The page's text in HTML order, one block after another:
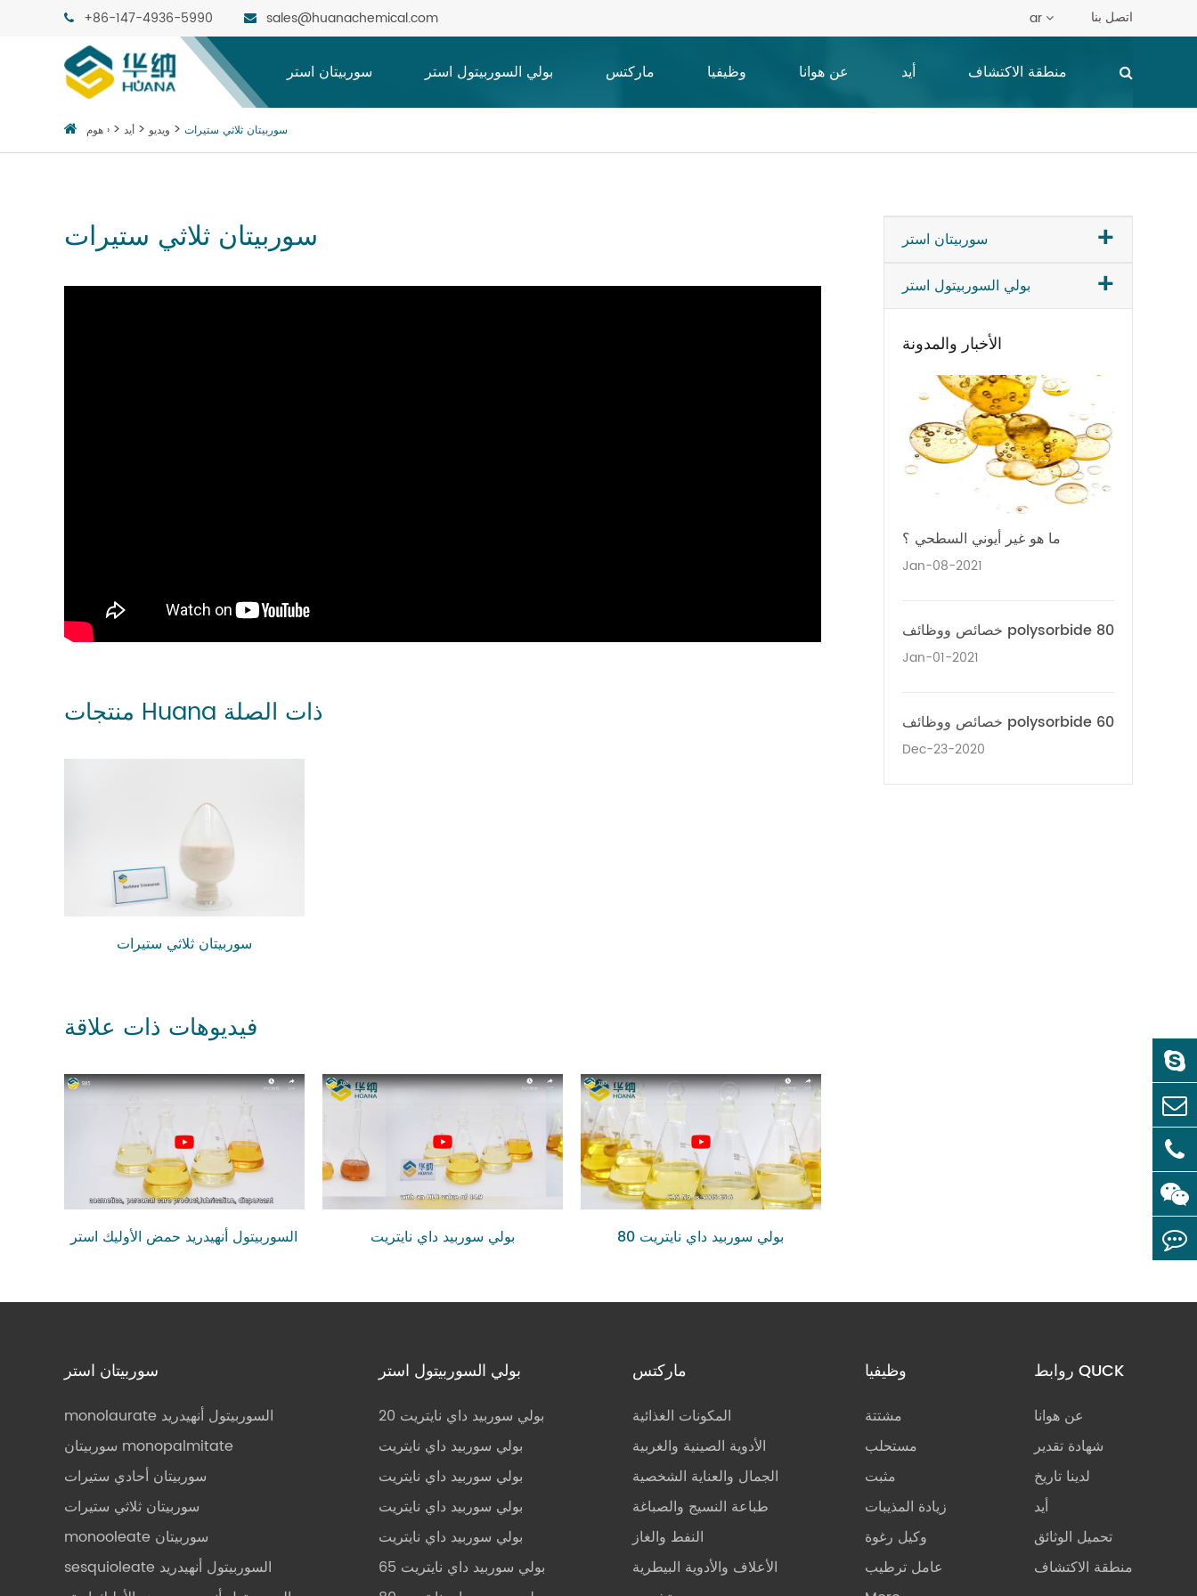
+86-147-4936-5990 sales@huanachemical.com ar اتصل بنا
سوربيتان استر بولي السوربيتول استر ماركتس وظيفيا عن هوانا أيد منطقة الاكتشاف
هوم › أيد ويديو سوربيتان ثلاثي ستيرات
سوربيتان ثلاثي ستيرات
منتجات Huana ذات الصلة
سوربيتان ثلاثي ستيرات
فيديوهات ذات علاقة
السوربيتول أنهيدريد حمض الأوليك استر بولي سوربيد داي نايتريت بولي سوربيد داي نايتريت 80
سوربيتان استر +
بولي السوربيتول استر +
الأخبار والمدونة
ما هو غير أيوني السطحي ؟
Jan-08-2021
خصائص ووظائف polysorbide 80
Jan-01-2021
خصائص ووظائف polysorbide 60
Dec-23-2020
سوربيتان استر
monolaurate السوربيتول أنهيدريد
سوربيتان monopalmitate
سوربيتان أحادي ستيرات
سوربيتان ثلاثي ستيرات
monooleate سوربيتان
sesquioleate السوربيتول أنهيدريد
بولي السوربيتول استر
بولي سوربيد داي نايتريت 20
بولي سوربيد داي نايتريت
بولي سوربيد داي نايتريت
بولي سوربيد داي نايتريت
بولي سوربيد داي نايتريت
بولي سوربيد داي نايتريت 65
ماركتس
المكونات الغذائية
الأدوية الصينية والغربية
الجمال والعناية الشخصية
طباعة النسيج والصباغة
النفط والغاز
الأعلاف والأدوية البيطرية
وظيفيا
مشتتة
مستحلب
مثبت
زيادة المذيبات
وكيل رغوة
عامل ترطيب
روابط QUCK
عن هوانا
شهادة تقدير
لدينا تاريخ
أيد
تحميل الوثائق
منطقة الاكتشاف